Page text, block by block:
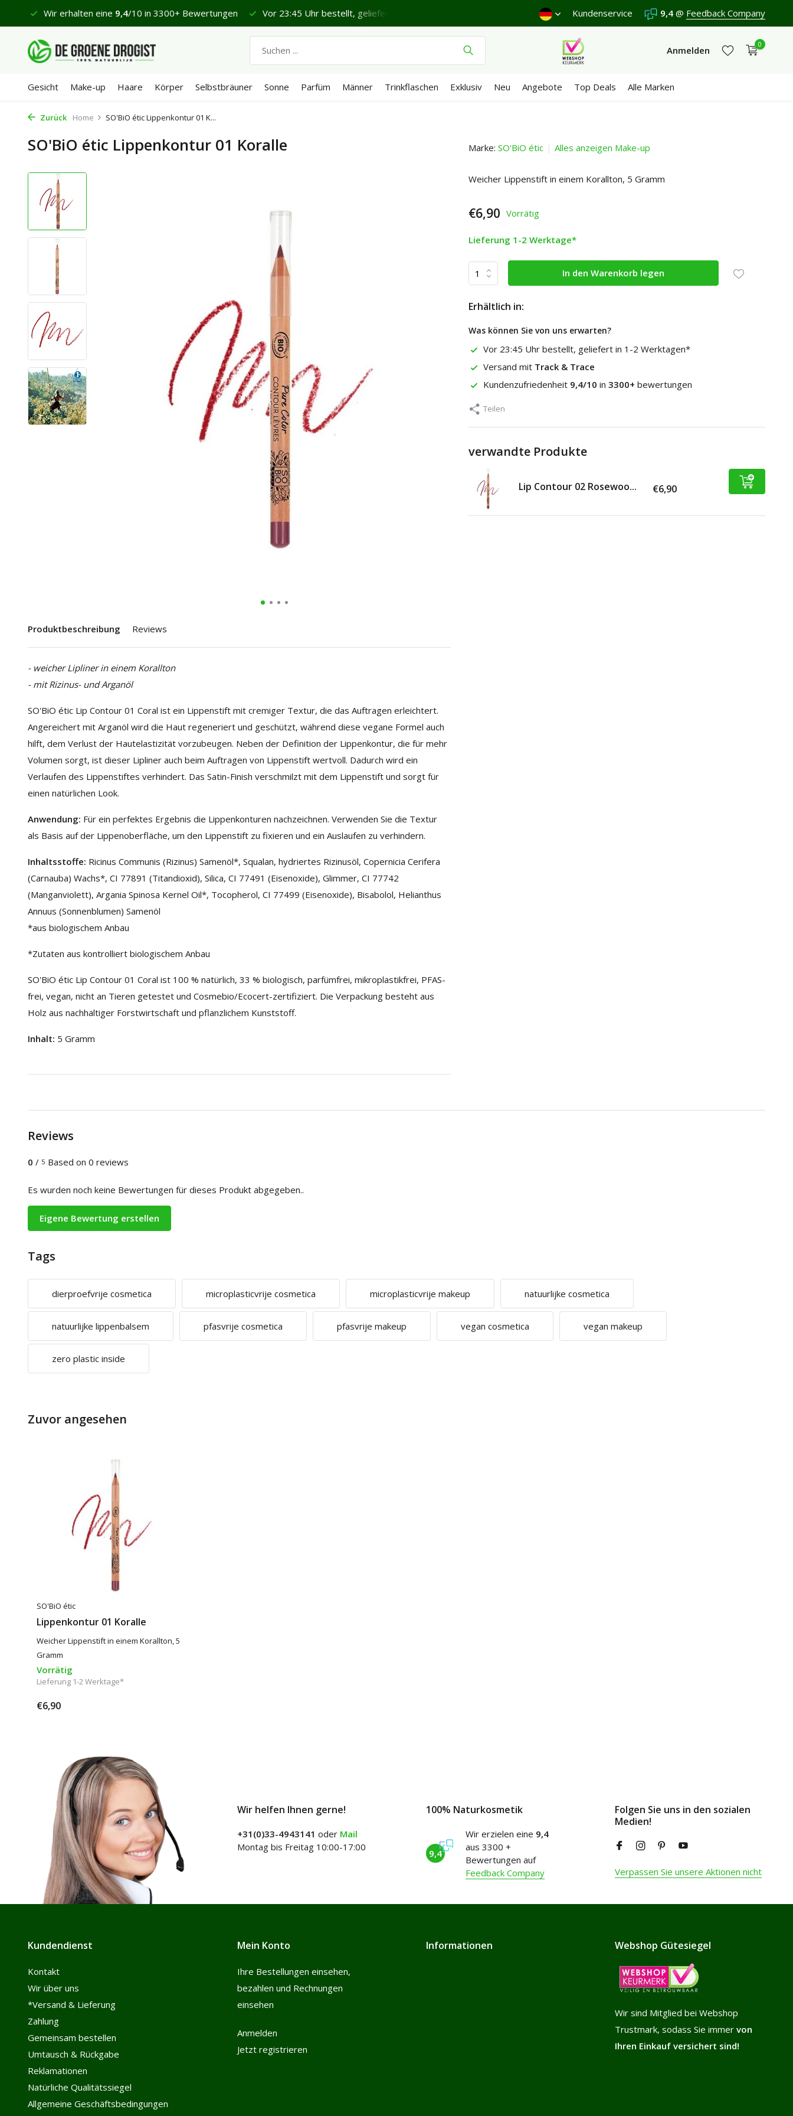
Wir erhalten eine 9,4/10 in 3300+ Bewertungen Vor 23:45 Uhr bestellt, geliefert in 1-2 Werktagen* Schönen Freitag. Versand €5,95 (DE)Kostenlosab €65 Wir
Kundenservice 9,4 @ Feedback Company
Anmelden
0
Gesicht Make-up Haare Körper Selbstbräuner Sonne Parfüm Männer Trinkflaschen Exklusiv Neu Angebote Top Deals Alle Marken
Zurück Home SO'BiO étic Lippenkontur 01 K...
SO'BiO étic Lippenkontur 01 Koralle
Produktbeschreibung Reviews
- weicher Lipliner in einem Korallton
- mit Rizinus- und Arganöl
SO'BiO étic Lip Contour 01 Coral ist ein Lippenstift mit cremiger Textur, die das Auftragen erleichtert.
Angereichert mit Arganöl wird die Haut regeneriert und geschützt, während diese vegane Formel auch
hilft, dem Verlust der Hautelastizität vorzubeugen. Neben der Definition der Lippenkontur, die für mehr
Volumen sorgt, ist dieser Lipliner auch beim Auftragen von Lippenstift wertvoll. Dadurch wird ein
Verlaufen des Lippenstiftes verhindert. Das Satin-Finish verschmilzt mit dem Lippenstift und sorgt für
einen natürlichen Look.
Anwendung: Für ein perfektes Ergebnis die Lippenkonturen nachzeichnen. Verwenden Sie die Textur
als Basis auf der Lippenoberfläche, um den Lippenstift zu fixieren und ein Auslaufen zu verhindern.
Inhaltsstoffe: Ricinus Communis (Rizinus) Samenöl*, Squalan, hydriertes Rizinusöl, Copernicia Cerifera
(Carnauba) Wachs*, CI 77891 (Titandioxid), Silica, CI 77491 (Eisenoxide), Glimmer, CI 77742
(Manganviolett), Argania Spinosa Kernel Oil*, Tocopherol, CI 77499 (Eisenoxide), Bisabolol, Helianthus
Annuus (Sonnenblumen) Samenöl
*aus biologischem Anbau
*Zutaten aus kontrolliert biologischem Anbau
SO'BiO étic Lip Contour 01 Coral ist 100 % natürlich, 33 % biologisch, parfümfrei, mikroplastikfrei, PFAS-
frei, vegan, nicht an Tieren getestet und Cosmebio/Ecocert-zertifiziert. Die Verpackung besteht aus
Holz aus nachhaltiger Forstwirtschaft und pflanzlichem Kunststoff.
Inhalt: 5 Gramm
Marke: SO'BiO étic Alles anzeigen Make-up
Weicher Lippenstift in einem Korallton, 5 Gramm
€6,90 Vorrätig
Lieferung 1-2 Werktage*
In den Warenkorb legen
Erhältlich in:
Was können Sie von uns erwarten?
Vor 23:45 Uhr bestellt, geliefert in 1-2 Werktagen*
Versand mit Track & Trace
Kundenzufriedenheit 9,4/10 in 3300+ bewertungen
Teilen
verwandte Produkte
Lip Contour 02 Rosewoo... €6,90
Reviews
0 / 5 Based on 0 reviews
Es wurden noch keine Bewertungen für dieses Produkt abgegeben..
Eigene Bewertung erstellen
Tags
dierproefvrije cosmetica microplasticvrije cosmetica microplasticvrije makeup natuurlijke cosmetica
natuurlijke lippenbalsem pfasvrije cosmetica pfasvrije makeup vegan cosmetica vegan makeup
zero plastic inside
Zuvor angesehen
SO'BiO étic
Lippenkontur 01 Koralle
Weicher Lippenstift in einem Korallton, 5
Gramm
Vorrätig
Lieferung 1-2 Werktage*
€6,90
Wir helfen Ihnen gerne!
+31(0)33-4943141 oder Mail
Montag bis Freitag 10:00-17:00
100% Naturkosmetik
9,4
Wir erzielen eine 9,4
aus 3300 +
Bewertungen auf
Feedback Company
Folgen Sie uns in den sozialen
Medien!
Verpassen Sie unsere Aktionen nicht
Kundendienst
Kontakt
Wir über uns
*Versand & Lieferung
Zahlung
Gemeinsam bestellen
Umtausch & Rückgabe
Reklamationen
Natürliche Qualitätssiegel
Allgemeine Geschäftsbedingungen
Mein Konto
Ihre Bestellungen einsehen,
bezahlen und Rechnungen
einsehen
Anmelden
Jetzt registrieren
Informationen Webshop Gütesiegel
Wir sind Mitglied bei Webshop
Trustmark, sodass Sie immer von
Ihren Einkauf versichert sind!